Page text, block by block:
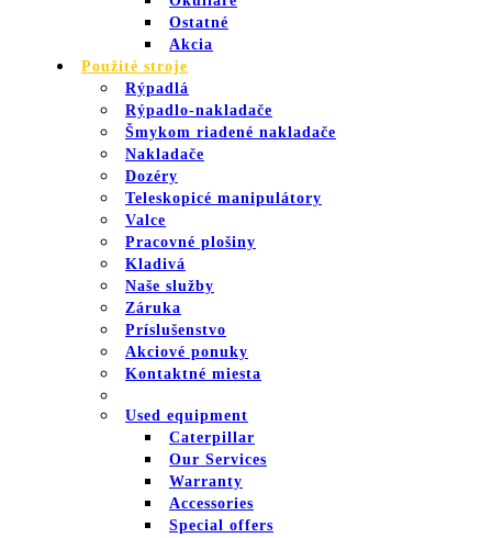
Ostatné
Akcia
Použité stroje
Rýpadlá
Rýpadlo-nakladače
Šmykom riadené nakladače
Nakladače
Dozéry
Teleskopicé manipulátory
Valce
Pracovné plošiny
Kladivá
Naše služby
Záruka
Príslušenstvo
Akciové ponuky
Kontaktné miesta
Used equipment
Caterpillar
Our Services
Warranty
Accessories
Special offers